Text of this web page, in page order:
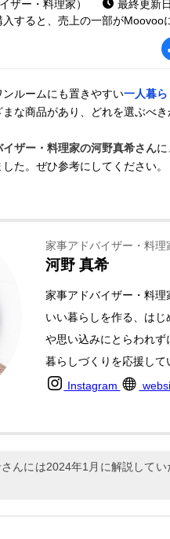
ザー・料理家）
最終更新
すると、売上の一部がMoovoo
ルームにも置きやすい一人暮
な商品があり、どれを選ぶべき
ザー・料理家の河野真希さんに
た。ぜひ参考にしてください。
家事アドバイザー・料理
河野 真希
家事アドバイザー・料
いい暮らしを作る、は
や思い込みにとらわれ
暮らしづくりを応援して
Instagram
さんには2024年1月に解説して